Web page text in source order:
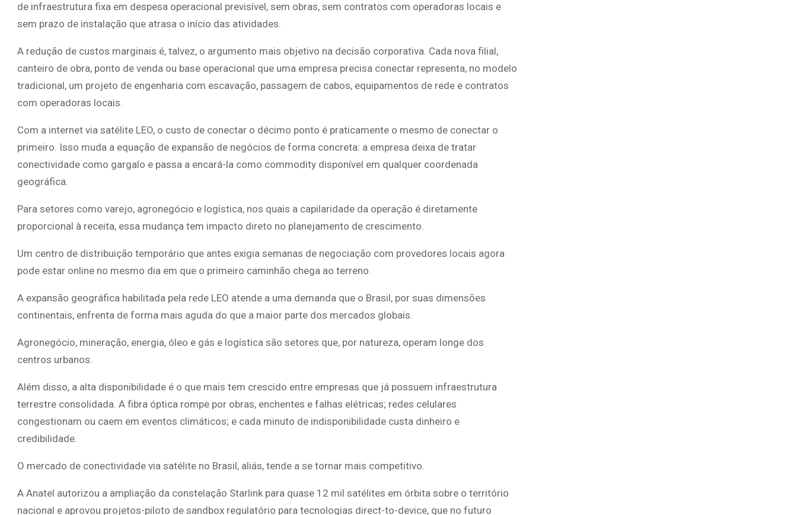
de infraestrutura fixa em despesa operacional previsível, sem obras, sem contratos com operadoras locais e
sem prazo de instalação que atrasa o início das atividades.
A redução de custos marginais é, talvez, o argumento mais objetivo na decisão corporativa. Cada nova filial,
canteiro de obra, ponto de venda ou base operacional que uma empresa precisa conectar representa, no modelo
tradicional, um projeto de engenharia com escavação, passagem de cabos, equipamentos de rede e contratos
com operadoras locais.
Com a internet via satélite LEO, o custo de conectar o décimo ponto é praticamente o mesmo de conectar o
primeiro. Isso muda a equação de expansão de negócios de forma concreta: a empresa deixa de tratar
conectividade como gargalo e passa a encará-la como commodity disponível em qualquer coordenada
geográfica.
Para setores como varejo, agronegócio e logística, nos quais a capilaridade da operação é diretamente
proporcional à receita, essa mudança tem impacto direto no planejamento de crescimento.
Um centro de distribuição temporário que antes exigia semanas de negociação com provedores locais agora
pode estar online no mesmo dia em que o primeiro caminhão chega ao terreno.
A expansão geográfica habilitada pela rede LEO atende a uma demanda que o Brasil, por suas dimensões
continentais, enfrenta de forma mais aguda do que a maior parte dos mercados globais.
Agronegócio, mineração, energia, óleo e gás e logística são setores que, por natureza, operam longe dos
centros urbanos.
Além disso, a alta disponibilidade é o que mais tem crescido entre empresas que já possuem infraestrutura
terrestre consolidada. A fibra óptica rompe por obras, enchentes e falhas elétricas; redes celulares
congestionam ou caem em eventos climáticos; e cada minuto de indisponibilidade custa dinheiro e
credibilidade.
O mercado de conectividade via satélite no Brasil, aliás, tende a se tornar mais competitivo.
A Anatel autorizou a ampliação da constelação Starlink para quase 12 mil satélites em órbita sobre o território
nacional e aprovou projetos-piloto de sandbox regulatório para tecnologias direct-to-device, que no futuro